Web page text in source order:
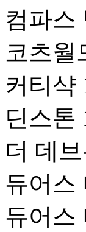
컴파스
코츠월
커티샥
딘스톤
더 데
듀어스
듀어스